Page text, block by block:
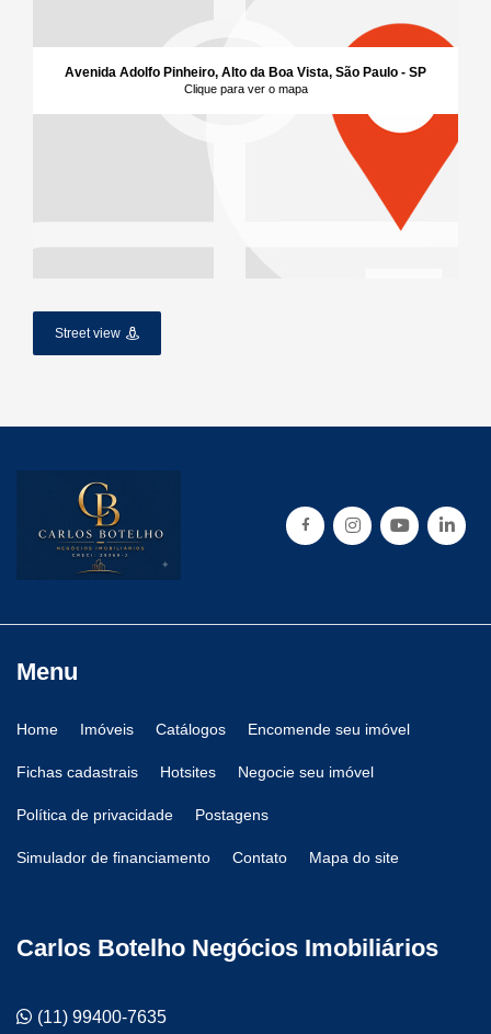
Avenida Adolfo Pinheiro, Alto da Boa Vista, São Paulo - SP
Clique para ver o mapa
Street view
Menu
Home Imóveis Catálogos Encomende seu imóvel
Fichas cadastrais Hotsites Negocie seu imóvel
Política de privacidade Postagens
Simulador de financiamento Contato Mapa do site
Carlos Botelho Negócios Imobiliários
(11) 99400-7635